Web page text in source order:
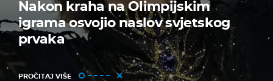
Nakon kraha na Olimpijskim
igrama osvojio naslov svjetskog
prvaka
PROČITAJ VIŠE